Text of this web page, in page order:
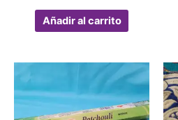
Añadir al carrito